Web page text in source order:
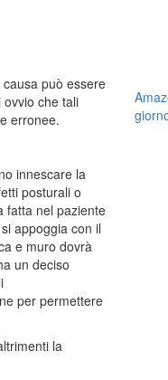
può essere
che tali
erronee.
innescare la
posturali o
fatta nel paziente
appoggia con il
e muro dovrà
un deciso
per permettere
la